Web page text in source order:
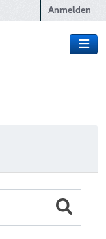
Anmelden